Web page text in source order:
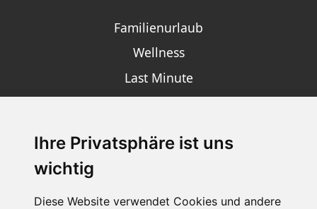
Ihre Privatsphäre ist uns
wichtig
Diese Website verwendet Cookies und andere
Familienurlaub
Wellness
Last Minute
SCHNEEHÖHEN SKI APP
Die Schneehoehen Ski APP für iOS und Android - Ein
Muss für alle Wintersportler und Schneefreaks!